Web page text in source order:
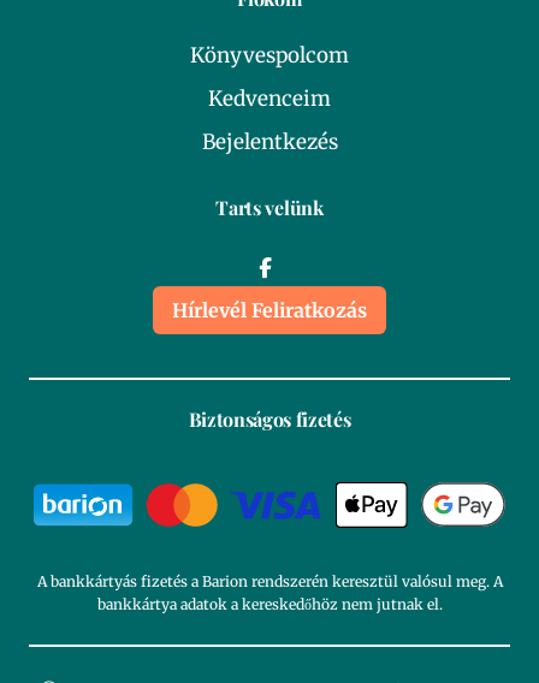
Könyvespolcom
Kedvenceim
Bejelentkezés
Tarts velünk
Hírlevél Feliratkozás
Biztonságos fizetés
A bankkártyás fizetés a Barion rendszerén keresztül valósul meg. A
bankkártya adatok a kereskedőhöz nem jutnak el.